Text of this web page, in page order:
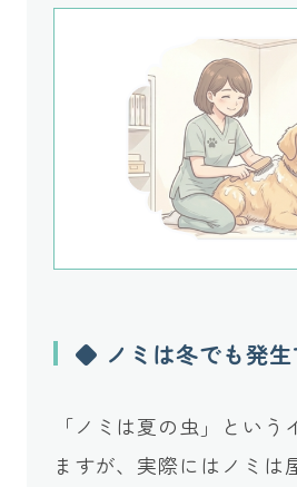
◆ ノミは冬でも発生
「ノミは夏の虫」という
ますが、実際にはノミは